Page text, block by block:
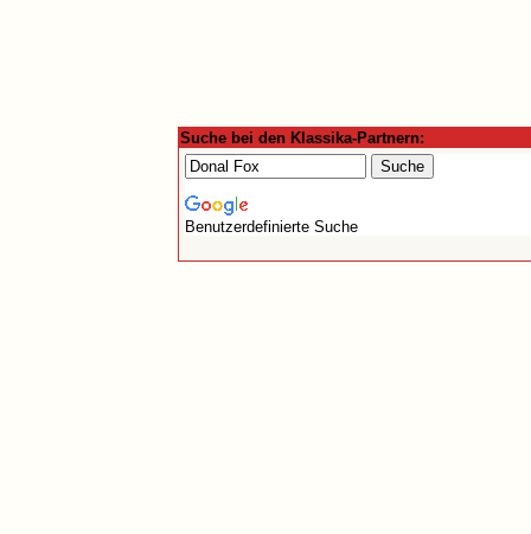
Suche bei den Klassika-Partnern:
Benutzerdefinierte Suche